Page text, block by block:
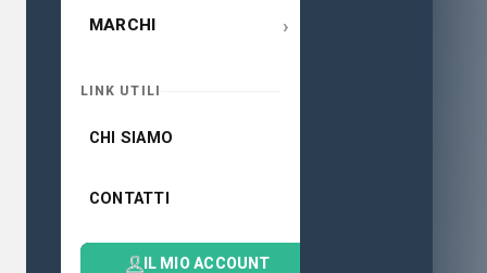
MARCHI ›
LINK UTILI
CHI SIAMO
CONTATTI
IL MIO ACCOUNT